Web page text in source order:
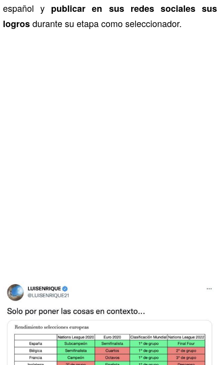
español y publicar en sus redes sociales sus
logrosdurante su etapa como seleccionador.